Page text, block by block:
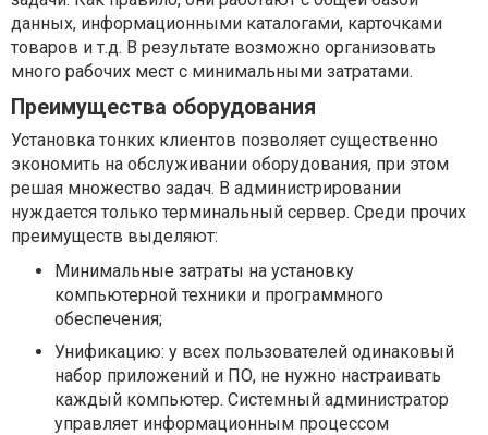
данных, информационными каталогами, карточками
товаров и т.д. В результате возможно организовать
много рабочих мест с минимальными затратами.
Преимущества оборудования
Установка тонких клиентов позволяет существенно
экономить на обслуживании оборудования, при этом
решая множество задач. В администрировании
нуждается только терминальный сервер. Среди прочих
преимуществ выделяют:
Минимальные затраты на установку
компьютерной техники и программного
обеспечения;
Унификацию: у всех пользователей одинаковый
набор приложений и ПО, не нужно настраивать
каждый компьютер. Системный администратор
управляет информационным процессом